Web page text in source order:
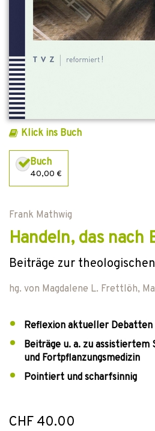
Klick ins Buch
Buch
40,00 €
Frank Mathwig
Handeln, das nach
Beiträge zur
hg. von Magdalene L. Frettlöh,
Reflexion aktueller Debatten
Beiträge u. a. zu assistiertem
und Fortpflanzungsmedizin
Pointiert und scharfsinnig
CHF 40.00